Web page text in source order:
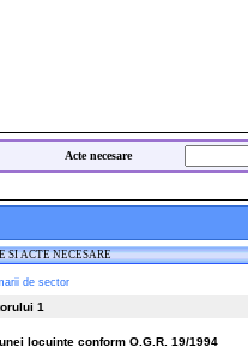
Acte necesare
SI ACTE NECESARE
de sector
1
locuinte conform O.G.R. 19/1994